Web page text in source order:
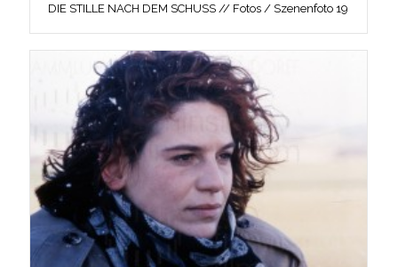
DIE STILLE NACH DEM SCHUSS // Fotos / Szenenfoto 19